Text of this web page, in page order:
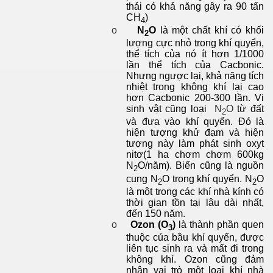
thải có khả năng gây ra 90 tấn
CH 4)
o
N 2Olà một chất khí có khối
lượng cực nhỏ trong khí quyển,
thể tích của nó ít hơn 1/1000
lần thể tích của Cacbonic.
Nhưng ngược lại, khả năng tích
nhiệt trong không khí lại cao
hơn Cacbonic 200-300 lần. Vi
sinh vật cũng loại
N 2Otừ đất
và đưa vào khí quyển. Đó là
hiện tượng khử đạm và hiện
tượng này làm phát sinh oxyt
nitơ(1 ha chơm chơm 600kg
N 2O/năm). Biển cũng là nguồn
cung N 2O trong khí quyển. N 2O
là một trong các khí nhà kính có
thời gian tồn tại lâu dài nhất,
đến 150 năm.
o
Ozon (O3)là thành phần quen
thuộc của bầu khí quyển, được
liên tục sinh ra và mất đi trong
không khí. Ozon cũng đảm
nhận vai trò một loại khí nhà